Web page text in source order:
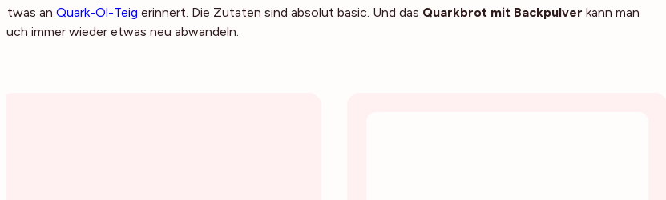
etwas an Quark-Öl-Teig erinnert. Die Zutaten sind absolut basic. Und das Quarkbrot mit Backpulver kann man
auch immer wieder etwas neu abwandeln.